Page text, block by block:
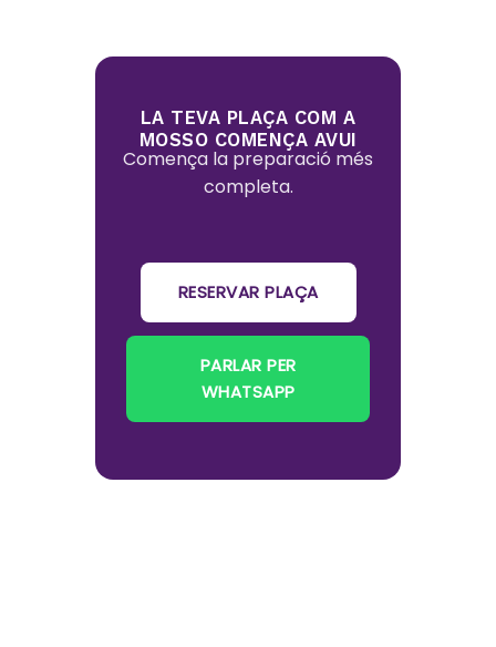
LA TEVA PLAÇA COM A
MOSSO COMENÇA AVUI
Comença la preparació més
completa.
RESERVAR PLAÇA
PARLAR PER
WHATSAPP